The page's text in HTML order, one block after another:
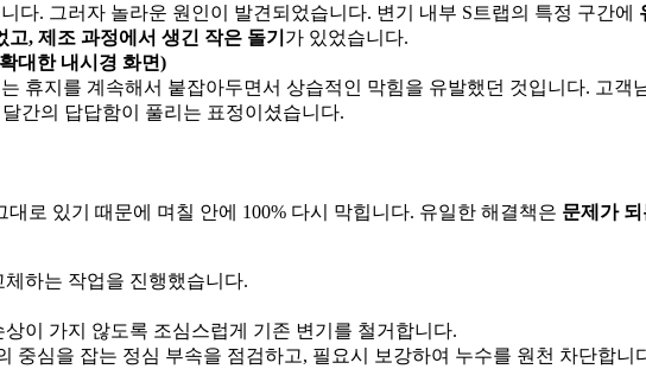
다. 그러자 놀라운 원인이 발견되었습니다. 변기 내부 S트랩의 특정 구간에
, 제조 과정에서 생긴 작은 돌기 가 있었습니다.
대한 내시경 화면)
휴지를 계속해서 붙잡아두면서 상습적인 막힘을 유발했던 것입니다. 고객
간의 답답함이 풀리는 표정이셨습니다.
로 있기 때문에 며칠 안에 100% 다시 막힙니다. 유일한 해결책은 문제가
하는 작업을 진행했습니다.
상이 가지 않도록 조심스럽게 기존 변기를 철거합니다.
중심을 잡는 정심 부속을 점검하고, 필요시 보강하여 누수를 원천 차단합니